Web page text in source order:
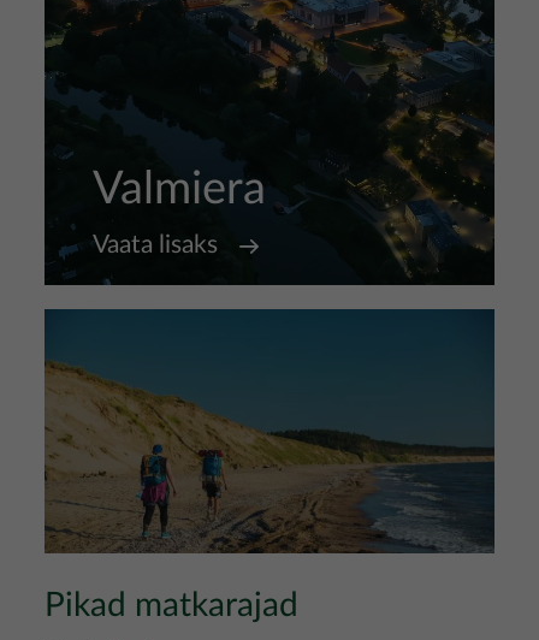
Valmiera
Vaata lisaks
Pikad matkarajad